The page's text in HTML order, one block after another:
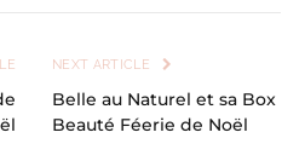
NEXT ARTICLE
Belle au Naturel et sa Box
Beauté Féerie de Noël